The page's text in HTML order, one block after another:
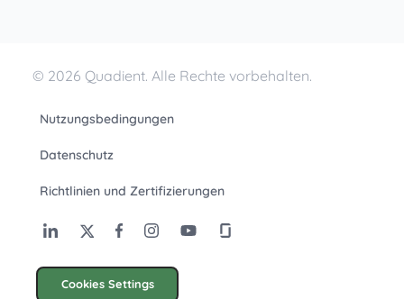
© 2026 Quadient. Alle Rechte vorbehalten.
Nutzungsbedingungen
Datenschutz
Richtlinien und Zertifizierungen
Cookies Settings